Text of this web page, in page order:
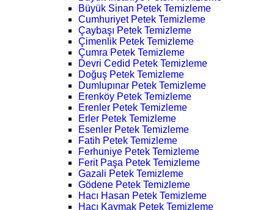
Büyük Sinan Petek Temizleme
Cumhuriyet Petek Temizleme
Çaybaşı Petek Temizleme
Çimenlik Petek Temizleme
Çumra Petek Temizleme
Devri Cedid Petek Temizleme
Doğuş Petek Temizleme
Dumlupınar Petek Temizleme
Erenköy Petek Temizleme
Erenler Petek Temizleme
Erler Petek Temizleme
Esenler Petek Temizleme
Fatih Petek Temizleme
Ferhuniye Petek Temizleme
Ferit Paşa Petek Temizleme
Gazali Petek Temizleme
Gödene Petek Temizleme
Hacı Hasan Petek Temizleme
Hacı Kaymak Petek Temizleme